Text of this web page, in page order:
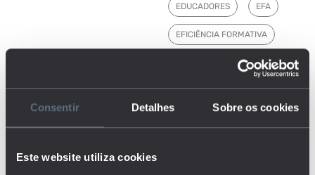
Consentir Detalhes Sobre os cookies
Este website utiliza cookies
EDUCADORES EFA
EFICIÊNCIA FORMATIVA
ENSINO BÁSICO